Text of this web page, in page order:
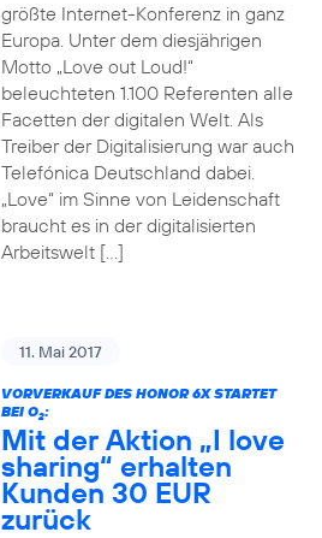
größte Internet-Konferenz in ganz
Europa. Unter dem diesjährigen
Motto „Love out Loud!“
beleuchteten 1.100 Referenten alle
Facetten der digitalen Welt. Als
Treiber der Digitalisierung war auch
Telefónica Deutschland dabei.
„Love“ im Sinne von Leidenschaft
braucht es in der digitalisierten
Arbeitswelt […]
11. Mai 2017
VORVERKAUF DES HONOR 6X STARTET
BEI O2:
Mit der Aktion „I love
sharing“ erhalten
Kunden 30 EUR
zurück